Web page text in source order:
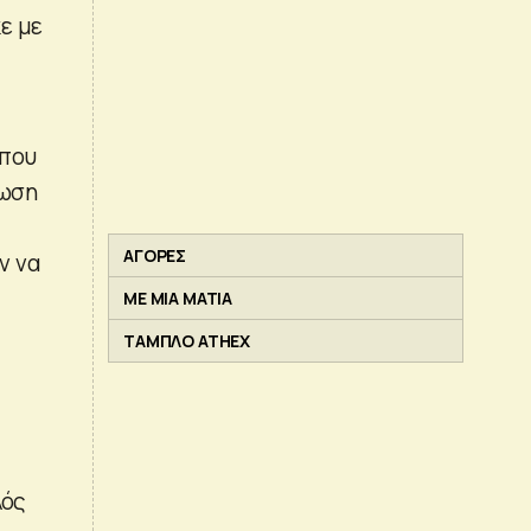
με
να
ΑΓΟΡΕΣ
ΜΕ ΜΙΑ ΜΑΤΙΑ
ΤΑΜΠΛΟ ATHEX